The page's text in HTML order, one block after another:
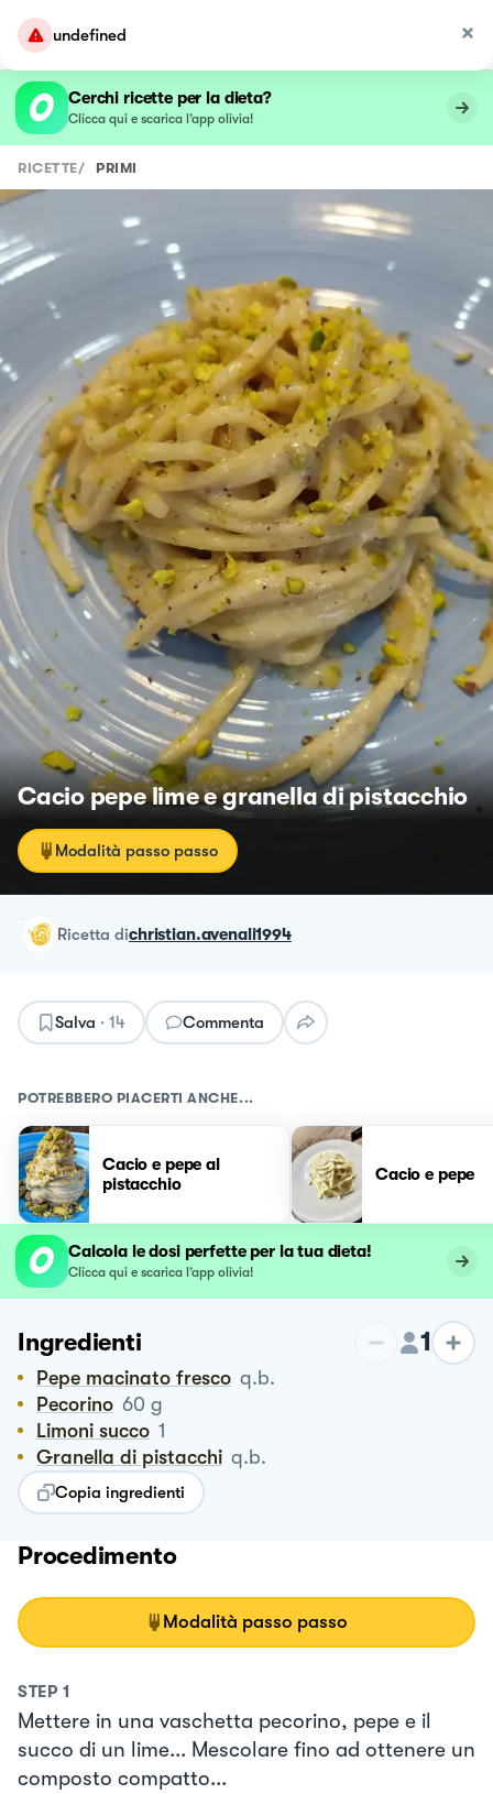
undefined
Cerchi ricette per la dieta?
Clicca qui e scarica l’app olivia!
RICETTE/ PRIMI
Cacio pepe lime e granella di pistacchio
Modalità passo passo
ricetta dichristian.avenali1994
Salva · 14 Commenta
POTREBBERO PIACERTI ANCHE...
Cacio e pepe al
pistacchio
Cacio e pepe
Calcola le dosi perfette per la tua dieta!
Clicca qui e scarica l’app olivia!
Ingredienti 1
Pepe macinato fresco q.b.
Pecorino 60 g
Limoni succo 1
Granella di pistacchi q.b.
Copia ingredienti
Procedimento
Modalità passo passo
STEP 1
Mettere in una vaschetta pecorino, pepe e il
succo di un lime... Mescolare fino ad ottenere un
composto compatto...